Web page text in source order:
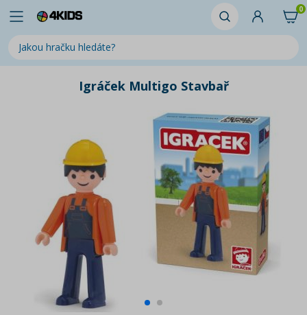
0
Igráček Multigo Stavbař